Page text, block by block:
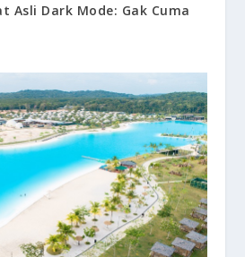
Asli Dark Mode: Gak Cuma